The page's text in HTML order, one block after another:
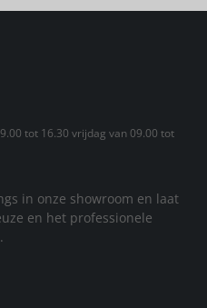
tot 16.30 vrijdag van 09.00 tot
in onze showroom en laat
en het professionele